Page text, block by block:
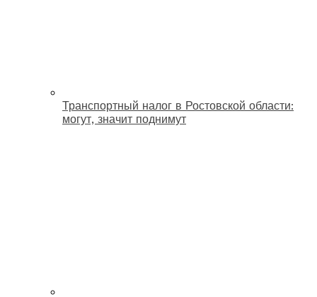
Транспортный налог в Ростовской области:
могут, значит поднимут